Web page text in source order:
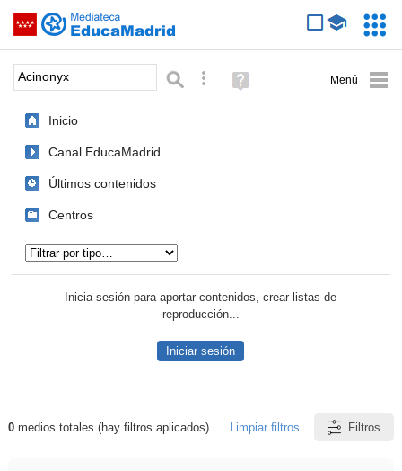
Saltar navegación
Palabra o frase: Búsqueda avanzada
Ayuda
(en
Inicio
Canal EducaMadrid
Últimos contenidos
Centros
Inicia sesión para aportar contenidos, crear listas de
reproducción...
Iniciar sesión
Resultados de: Acinonyx
0medios totales (hay filtros aplicados) Limpiar filtros Filtros